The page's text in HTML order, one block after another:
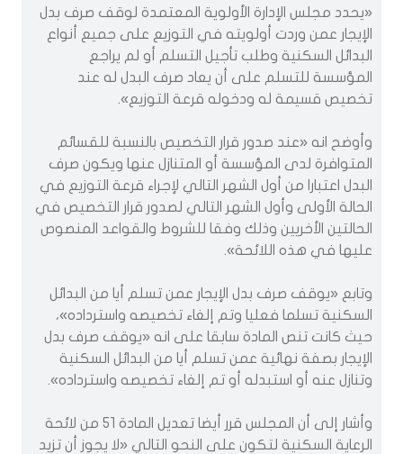
«يحدد مجلس الإدارة الأولوية المعتمدة لوقف صرف بدل
الإيجار عمن وردت أولويته في التوزيع على جميع أنواع
البدائل السكنية وطلب تأجيل التسلم أو لم يراجع
المؤسسة للتسلم على أن يعاد صرف البدل له عند
تخصيص قسيمة له ودخوله قرعة التوزيع».
وأوضح انه «عند صدور قرار التخصيص بالنسبة للقسائم
المتوافرة لدى المؤسسة أو المتنازل عنها ويكون صرف
البدل اعتبارا من أول الشهر التالي لإجراء قرعة التوزيع في
الحالة الأولى وأول الشهر التالي لصدور قرار التخصيص في
الحالتين الأخريين وذلك وفقا للشروط والقواعد المنصوص
عليها في هذه اللائحة».
وتابع «يوقف صرف بدل الإيجار عمن تسلم أيا من البدائل
السكنية تسلما فعليا وتم إلغاء تخصيصه واسترداده»،
حيث كانت تنص المادة سابقا على انه «يوقف صرف بدل
الإيجار بصفة نهائية عمن تسلم أيا من البدائل السكنية
وتنازل عنه أو استبدله أو تم إلغاء تخصيصه واسترداده».
وأشار إلى أن المجلس قرر أيضا تعديل المادة 51 من لائحة
الرعاية السكنية لتكون على النحو التالي «لا يجوز أن تزيد